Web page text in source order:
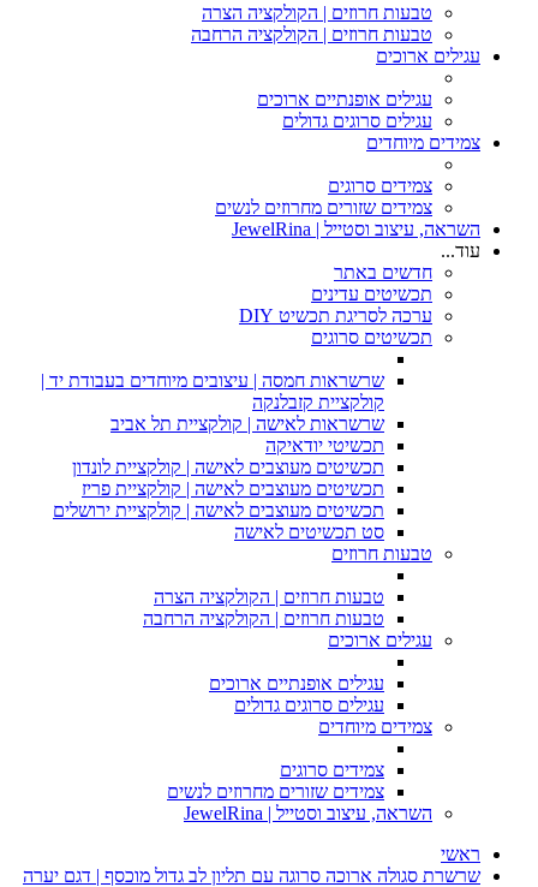
טבעות חרוזים | הקולקציה הצרה
טבעות חרוזים | הקולקציה הרחבה
עגילים ארוכים
עגילים אופנתיים ארוכים
עגילים סרוגים גדולים
צמידים מיוחדים
צמידים סרוגים
צמידים שזורים מחרוזים לנשים
השראה, עיצוב וסטייל | JewelRina
עוד...
חדשים באתר
תכשיטים עדינים
ערכה לסריגת תכשיט DIY
תכשיטים סרוגים
שרשראות חמסה | עיצובים מיוחדים בעבודת יד |
קולקציית קזבלנקה
שרשראות לאישה | קולקציית תל אביב
תכשיטי יודאיקה
תכשיטים מעוצבים לאישה | קולקציית לונדון
תכשיטים מעוצבים לאישה | קולקציית פריז
תכשיטים מעוצבים לאישה | קולקציית ירושלים
סט תכשיטים לאישה
טבעות חרוזים
טבעות חרוזים | הקולקציה הצרה
טבעות חרוזים | הקולקציה הרחבה
עגילים ארוכים
עגילים אופנתיים ארוכים
עגילים סרוגים גדולים
צמידים מיוחדים
צמידים סרוגים
צמידים שזורים מחרוזים לנשים
השראה, עיצוב וסטייל | JewelRina
ראשי
שרשרת סגולה ארוכה סרוגה עם תליון לב גדול מוכסף | דגם יערה